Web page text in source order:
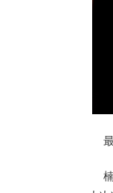
最
楠